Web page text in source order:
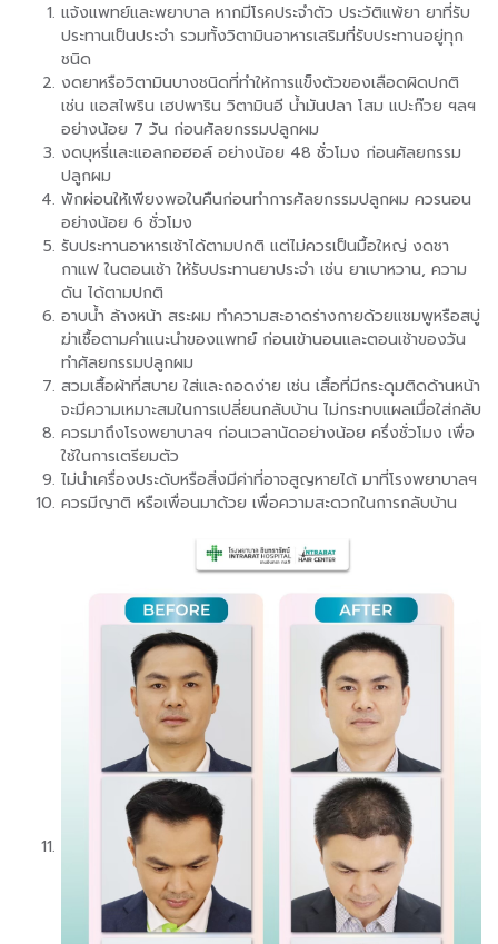
แจ้งแพทย์และพยาบาล หากมีโรคประจำตัว ประวัติแพ้ยา ยาที่รับ
ประทานเป็นประจำ รวมทั้งวิตามินอาหารเสริมที่รับประทานอยู่ทุก
ชนิด
งดยาหรือวิตามินบางชนิดที่ทำให้การแข็งตัวของเลือดผิดปกติ
เช่น แอสไพริน เฮปพาริน วิตามินอี น้ำมันปลา โสม แปะก๊วย ฯลฯ
อย่างน้อย 7 วัน ก่อนศัลยกรรมปลูกผม
งดบุหรี่และแอลกอฮอล์ อย่างน้อย 48 ชั่วโมง ก่อนศัลยกรรม
ปลูกผม
พักผ่อนให้เพียงพอในคืนก่อนทำการศัลยกรรมปลูกผม ควรนอน
อย่างน้อย 6 ชั่วโมง
รับประทานอาหารเช้าได้ตามปกติ แต่ไม่ควรเป็นมื้อใหญ่ งดชา
กาแฟ ในตอนเช้า ให้รับประทานยาประจำ เช่น ยาเบาหวาน, ความ
ดัน ได้ตามปกติ
อาบน้ำ ล้างหน้า สระผม ทำความสะอาดร่างกายด้วยแชมพูหรือสบู่
ฆ่าเชื้อตามคำแนะนำของแพทย์ ก่อนเข้านอนและตอนเช้าของวัน
ทำศัลยกรรมปลูกผม
สวมเสื้อผ้าที่สบาย ใส่และถอดง่าย เช่น เสื้อที่มีกระดุมติดด้านหน้า
จะมีความเหมาะสมในการเปลี่ยนกลับบ้าน ไม่กระทบแผลเมื่อใส่กลับ
ควรมาถึงโรงพยาบาลฯ ก่อนเวลานัดอย่างน้อย ครึ่งชั่วโมง เพื่อ
ใช้ในการเตรียมตัว
ไม่นำเครื่องประดับหรือสิ่งมีค่าที่อาจสูญหายได้ มาที่โรงพยาบาลฯ
ควรมีญาติ หรือเพื่อนมาด้วย เพื่อความสะดวกในการกลับบ้าน